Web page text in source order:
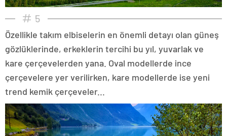
5
Özellikle takım elbiselerin en önemli detayı olan güneş
gözlüklerinde, erkeklerin tercihi bu yıl, yuvarlak ve
kare çerçevelerden yana. Oval modellerde ince
çerçevelere yer verilirken, kare modellerde ise yeni
trend kemik çerçeveler...